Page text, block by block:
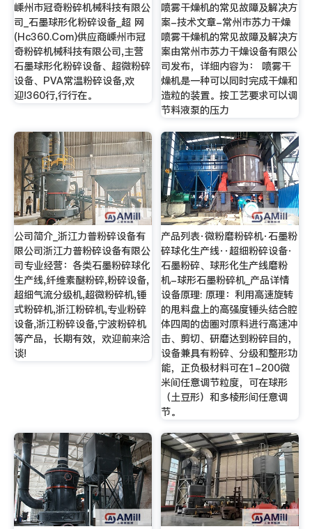
嵊州市冠奇粉碎机械科技有限公
司_石墨球形化粉碎设备_超 网
(Hc360.Com)供应商嵊州市冠
奇粉碎机械科技有限公司,主营
石墨球形化粉碎设备、超微粉碎
设备、PVA常温粉碎设备,欢
迎!360行,行行在。
喷雾干燥机的常见故障及解决方
案-技术文章-常州市苏力干燥
喷雾干燥机的常见故障及解决方
案由常州市苏力干燥设备有限公
司发布，详细内容为： 喷雾干
燥机是一种可以同时完成干燥和
造粒的装置。按工艺要求可以调
节料液泵的压力
公司简介_浙江力普粉碎设备有
限公司浙江力普粉碎设备有限公
司专业经营：各类石墨粉碎球化
生产线,纤维素醚粉碎,粉碎设备,
超细气流分级机,超微粉碎机,锤
式粉碎机,浙江粉碎机,专业粉碎
设备,浙江粉碎设备,宁波粉碎机
等产品，长期有效，欢迎前来洽
谈!
产品列表·微粉磨粉碎机·石墨粉
碎球化生产线··超细粉碎设备·
石墨粉碎、球形化生产线磨粉
机-球形石墨粉碎机_产品详情
设备原理: 原理：利用高速旋转
的甩料盘上的高强度锤头结合腔
体四周的齿圈对原料进行高速冲
击、剪切、研磨达到粉碎目的，
设备兼具有粉碎、分级和整形功
能，正负极材料可在1-200微
米间任意调节粒度，可在球形
（土豆形）和多棱形间任意调
节。